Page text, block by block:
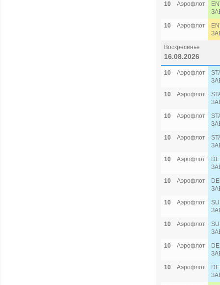
10
Аэрофлот
10
Аэрофлот
Воскресенье
16.08.2026
10 Аэрофлот
10
Аэрофлот
10
Аэрофлот
10
Аэрофлот
10
Аэрофлот
10
Аэрофлот
10
Аэрофлот
10
Аэрофлот
10
Аэрофлот
10
Аэрофлот